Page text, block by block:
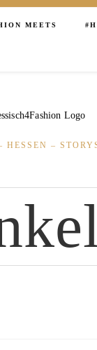
MEETS
HESSEN –